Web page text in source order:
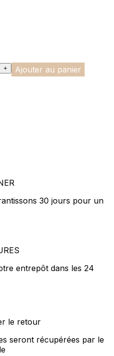
+ Ajouter au panier
30 jours pour un
entrepôt dans les 24
le retour
seront récupérées par le